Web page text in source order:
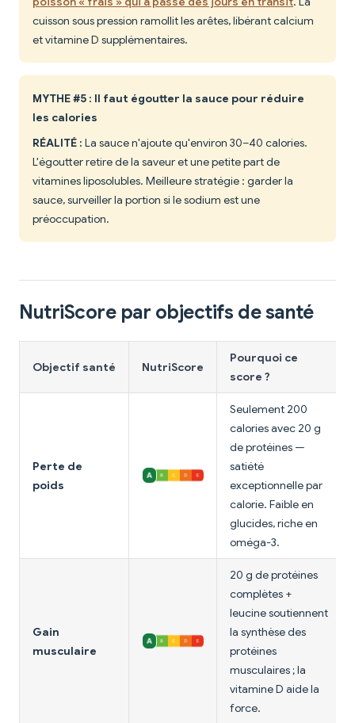
cuisson sous pression ramollit les arêtes, libérant calcium
et vitamine D supplémentaires.
MYTHE #5 : Il faut égoutter la sauce pour réduire
les calories
RÉALITÉ : La sauce n'ajoute qu'environ 30–40 calories.
L'égoutter retire de la saveur et une petite part de
vitamines liposolubles. Meilleure stratégie : garder la
sauce, surveiller la portion si le sodium est une
préoccupation.
NutriScore par objectifs de santé
Objectif santé NutriScore
Pourquoi ce
score ?
Perte de
poids
Seulement 200
calories avec 20 g
de protéines —
satiété
exceptionnelle par
calorie. Faible en
glucides, riche en
oméga-3.
Gain
musculaire
20 g de protéines
complètes +
leucine soutiennent
la synthèse des
protéines
musculaires ; la
vitamine D aide la
force.